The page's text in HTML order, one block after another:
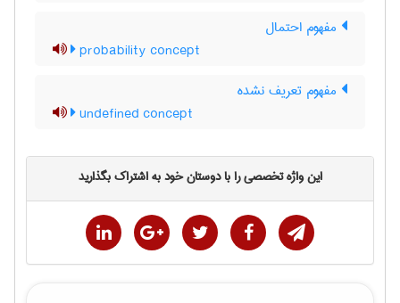
مفهوم احتمال
probability concept
مفهوم تعریف نشده
undefined concept
این واژه تخصصی را با دوستان خود به اشتراک بگذارید